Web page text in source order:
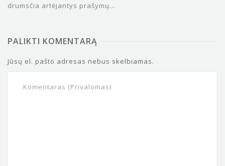
drumsčia artėjantys prašymų...
PALIKTI KOMENTARĄ
Jūsų el. pašto adresas nebus skelbiamas.